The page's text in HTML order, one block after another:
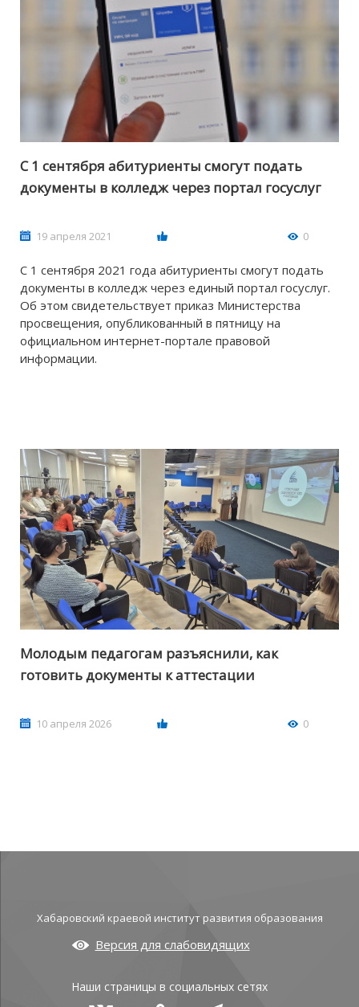
С 1 сентября абитуриенты смогут подать
документы в колледж через портал госуслуг
19 апреля 2021 0
С 1 сентября 2021 года абитуриенты смогут подать
документы в колледж через единый портал госуслуг.
Об этом свидетельствует приказ Министерства
просвещения, опубликованный в пятницу на
официальном интернет-портале правовой
информации.
Молодым педагогам разъяснили, как
готовить документы к аттестации
10 апреля 2026 0
Хабаровский краевой институт развития образования
Версия для слабовидящих
Наши страницы в социальных сетях